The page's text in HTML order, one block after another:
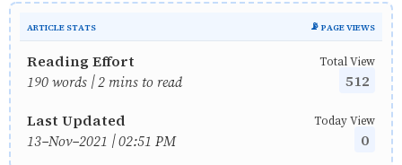
ARTICLE STATS 📡 PAGE VIEWS
Reading Effort
190 words | 2 mins to read
Total View
512
Last Updated
13-Nov-2021 | 02:51 PM
Today View
0